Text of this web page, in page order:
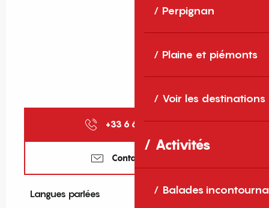
Perpignan
Plaine et piémonts
Voir les destinations
Activités
Balades
+33 6 65 45 95▒▒
Contactez-nous
Langues parlées
Langues parlées